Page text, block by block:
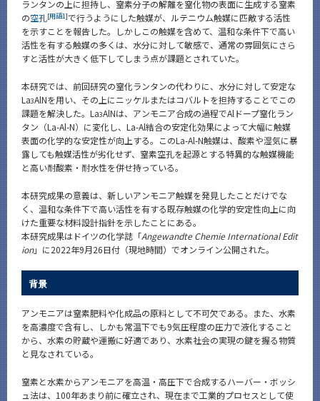
ランタンの上に担持し、窒素分子の解離を窒化物の表面に生成する窒素
の空孔[用語1]で行うようにした触媒が、ルテニウム触媒に匹敵する活性
を示すことを報告した。しかしこの触媒を含めて、温和な条件下で高い
活性を有する触媒の多くは、水分に対して敏感で、通常の雰囲気にさら
すと活性が大きく低下してしまう点が課題とされていた。
本研究では、前回研究の窒化ランタンの代わりに、水分に対して安定な
La3AlNを用い、その上にニッケルまたはコバルトを担持することでこの
課題を解決した。La3AlNは、アンモニア合成の過程でAlドープ窒化ラン
タン（La-Al-N）に変化し、La-Al結合の安定化効果によって大幅に触媒
表面の化学的な安定性が向上する。このLa-Al-N触媒は、酸素や湿気に暴
露しても触媒活性が劣化せず、窒素空孔を起源とする特異的な触媒機能
と高い耐酸素・耐水性を併せ持っている。
本研究成果の意義は、新しいアンモニア触媒を発見したことだけでな
く、温和な条件下で高い活性を有する既存触媒の化学的安定性向上に向
けた重要な材料設計指針を示したことにある。
本研究成果はドイツの化学誌「Angewandte Chemie International Edit
ion」に2022年9月26日付（現地時間）でオンライン公開された。
背景
アンモニアは窒素肥料や化成品の原料として不可欠である。また、水素
を高濃度で含有し、しかも常温下でも9気圧程度の圧力で液化すること
から、水素の貯蔵や運搬に好適であり、水素社会の実現の鍵を握る物質
と見なされている。
窒素と水素からアンモニアを高温・高圧下で合成するハーバー・ボッシ
ュ法は、100年あまり前に確立され、現在まで工業的プロセスとして使